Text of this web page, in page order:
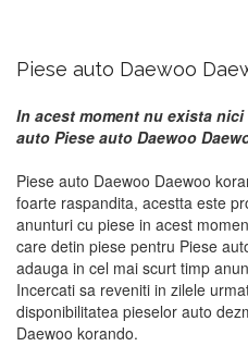
Piese auto Daewoo
In acest moment nu exista
auto Piese auto Daewoo
Piese auto Daewoo Daewoo
foarte raspandita, acestta este
anunturi cu piese in acest
care detin piese pentru Piese
adauga in cel mai scurt timp
Incercati sa reveniti in zilele
disponibilitatea pieselor auto
Daewoo korando.